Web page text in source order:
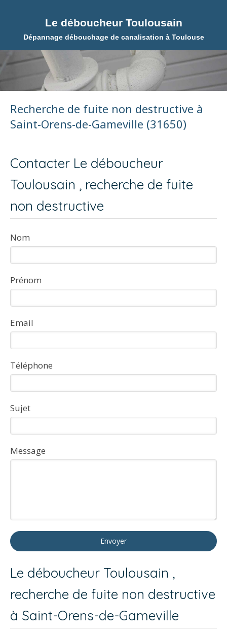
Le déboucheur Toulousain
Dépannage débouchage de canalisation à Toulouse
Recherche de fuite non destructive à
Saint-Orens-de-Gameville (31650)
Contacter Le déboucheur
Toulousain , recherche de fuite
non destructive
Nom
Prénom
Email
Téléphone
Sujet
Message
Envoyer
Le déboucheur Toulousain ,
recherche de fuite non destructive
à Saint-Orens-de-Gameville